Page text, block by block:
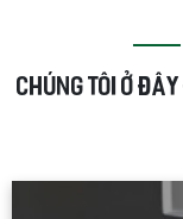
CHÚNG TÔI Ở